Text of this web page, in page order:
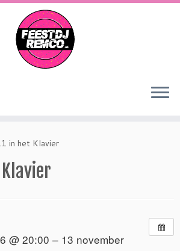
in het Klavier
@ 20:00 – 13 november